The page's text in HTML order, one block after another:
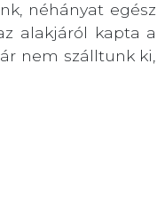
néhányat egész
alakjáról kapta a
nem szálltunk ki,